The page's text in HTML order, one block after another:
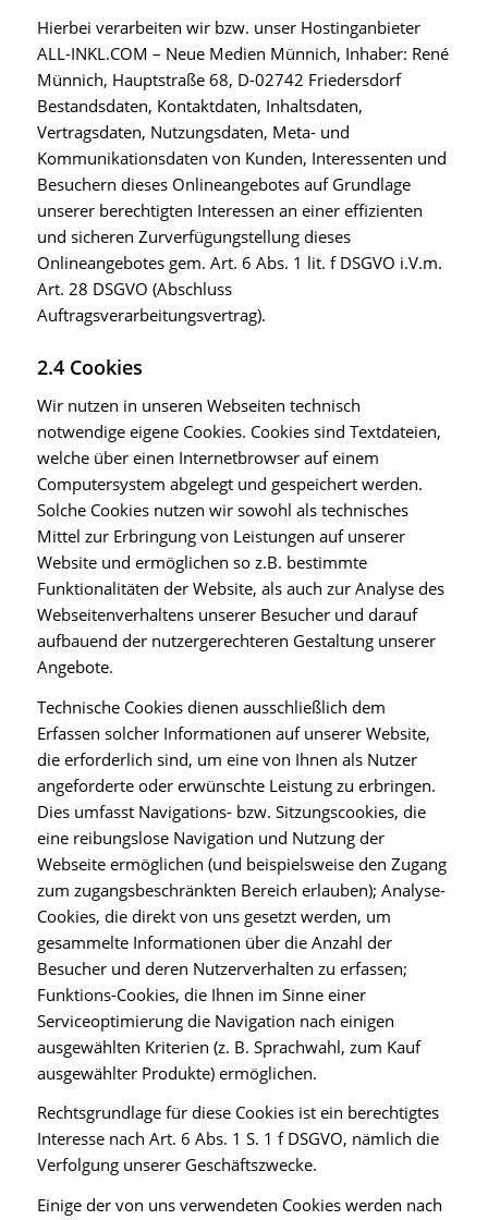
Hierbei verarbeiten wir bzw. unser Hostinganbieter
ALL-INKL.COM – Neue Medien Münnich, Inhaber: René
Münnich, Hauptstraße 68, D-02742 Friedersdorf
Bestandsdaten, Kontaktdaten, Inhaltsdaten,
Vertragsdaten, Nutzungsdaten, Meta- und
Kommunikationsdaten von Kunden, Interessenten und
Besuchern dieses Onlineangebotes auf Grundlage
unserer berechtigten Interessen an einer effizienten
und sicheren Zurverfügungstellung dieses
Onlineangebotes gem. Art. 6 Abs. 1 lit. f DSGVO i.V.m.
Art. 28 DSGVO (Abschluss
Auftragsverarbeitungsvertrag).
2.4 Cookies
Wir nutzen in unseren Webseiten technisch
notwendige eigene Cookies. Cookies sind Textdateien,
welche über einen Internetbrowser auf einem
Computersystem abgelegt und gespeichert werden.
Solche Cookies nutzen wir sowohl als technisches
Mittel zur Erbringung von Leistungen auf unserer
Website und ermöglichen so z.B. bestimmte
Funktionalitäten der Website, als auch zur Analyse des
Webseitenverhaltens unserer Besucher und darauf
aufbauend der nutzergerechteren Gestaltung unserer
Angebote.
Technische Cookies dienen ausschließlich dem
Erfassen solcher Informationen auf unserer Website,
die erforderlich sind, um eine von Ihnen als Nutzer
angeforderte oder erwünschte Leistung zu erbringen.
Dies umfasst Navigations- bzw. Sitzungscookies, die
eine reibungslose Navigation und Nutzung der
Webseite ermöglichen (und beispielsweise den Zugang
zum zugangsbeschränkten Bereich erlauben); Analyse-
Cookies, die direkt von uns gesetzt werden, um
gesammelte Informationen über die Anzahl der
Besucher und deren Nutzerverhalten zu erfassen;
Funktions-Cookies, die Ihnen im Sinne einer
Serviceoptimierung die Navigation nach einigen
ausgewählten Kriterien (z. B. Sprachwahl, zum Kauf
ausgewählter Produkte) ermöglichen.
Rechtsgrundlage für diese Cookies ist ein berechtigtes
Interesse nach Art. 6 Abs. 1 S. 1 f DSGVO, nämlich die
Verfolgung unserer Geschäftszwecke.
Einige der von uns verwendeten Cookies werden nach